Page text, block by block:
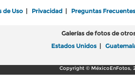
de Uso Privacidad Preguntas Frecuentes
Galerías de fotos de
Estados Unidos
Copyright © MéxicoEnFotos,